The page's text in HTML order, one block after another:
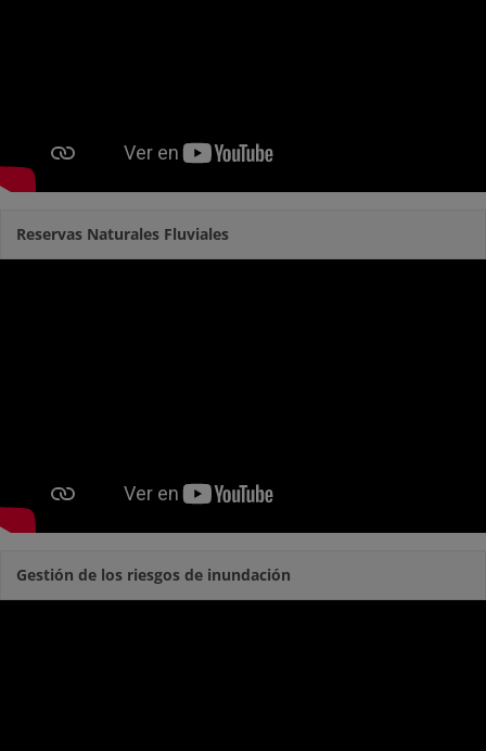
Reservas Naturales Fluviales
Gestión de los riesgos de inundación